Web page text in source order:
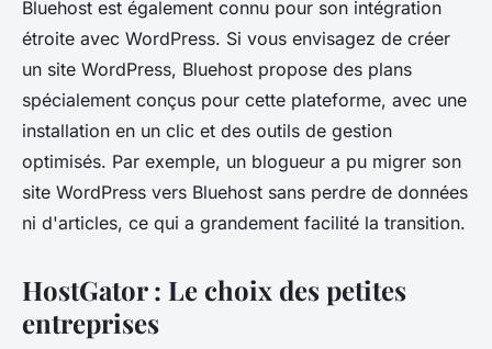
Bluehost est également connu pour son intégration
étroite avec WordPress. Si vous envisagez de créer
un site WordPress, Bluehost propose des plans
spécialement conçus pour cette plateforme, avec une
installation en un clic et des outils de gestion
optimisés. Par exemple, un blogueur a pu migrer son
site WordPress vers Bluehost sans perdre de données
ni d'articles, ce qui a grandement facilité la transition.
HostGator : Le choix des petites
entreprises